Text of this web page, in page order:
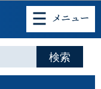
動